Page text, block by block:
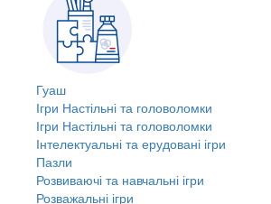
Гуаш
Ігри Настільні та головоломки
Ігри Настільні та головоломки
Інтелектуальні та ерудовані ігри
Пазли
Розвиваючі та навчальні ігри
Розважальні ігри